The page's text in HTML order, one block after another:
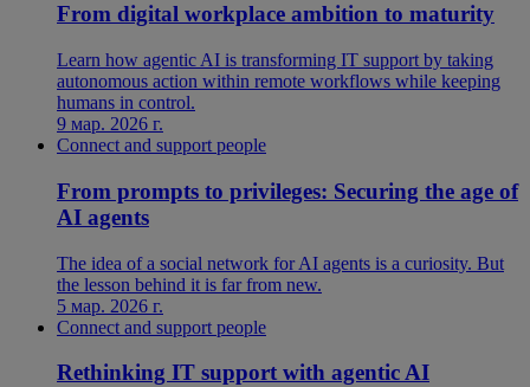
From digital workplace ambition to maturity
Learn how agentic AI is transforming IT support by taking
autonomous action within remote workflows while keeping
humans in control.
9 мар. 2026 г.
Connect and support people
From prompts to privileges: Securing the age of
AI agents
The idea of a social network for AI agents is a curiosity. But
the lesson behind it is far from new.
5 мар. 2026 г.
Connect and support people
Rethinking IT support with agentic AI